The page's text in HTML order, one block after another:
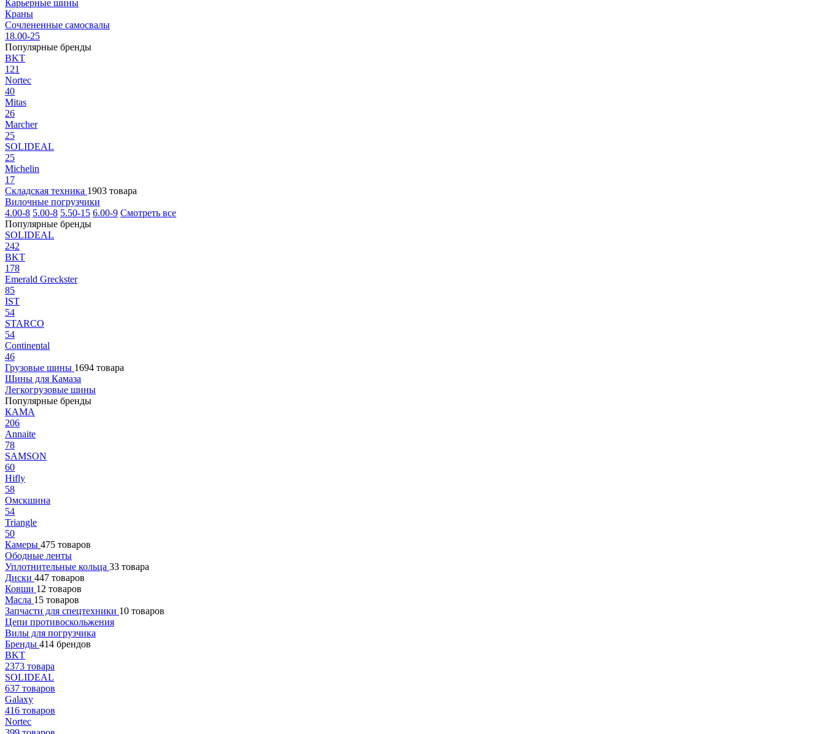
Карьерные шины
Краны
Сочлененные самосвалы
18.00-25
Популярные бренды
BKT
121
Nortec
40
Mitas
26
Marcher
25
SOLIDEAL
25
Michelin
17
Складская техника 1903 товара
Вилочные погрузчики
4.00-8 5.00-8 5.50-15 6.00-9 Смотреть все
Популярные бренды
SOLIDEAL
242
BKT
178
Emerald Greckster
85
IST
54
STARCO
54
Continental
46
Грузовые шины 1694 товара
Шины для Камаза
Легкогрузовые шины
Популярные бренды
КАМА
206
Annaite
78
SAMSON
60
Hifly
58
Омскшина
54
Triangle
50
Камеры 475 товаров
Ободные ленты
Уплотнительные кольца 33 товара
Диски 447 товаров
Ковши 12 товаров
Масла 15 товаров
Запчасти для спецтехники 10 товаров
Цепи противоскольжения
Вилы для погрузчика
Бренды 414 брендов
BKT
2373 товара
SOLIDEAL
637 товаров
Galaxy
416 товаров
Nortec